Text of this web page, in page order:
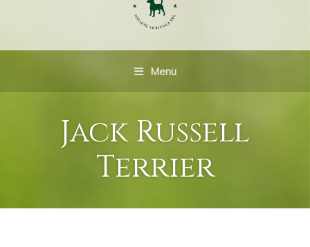
Menu
Jack Russell
Terrier